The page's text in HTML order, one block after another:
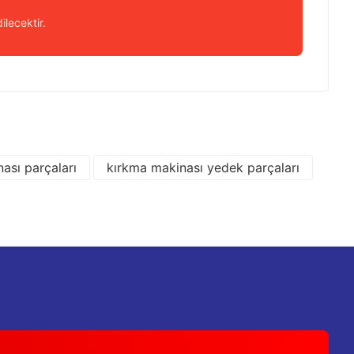
parçaları kırkma makinası yedek parçaları